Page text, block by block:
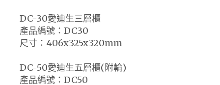
DC-30愛迪生三層櫃
產品編號：DC30
尺寸：406x325x320mm
DC-50愛迪生五層櫃(附輪)
產品編號：DC50